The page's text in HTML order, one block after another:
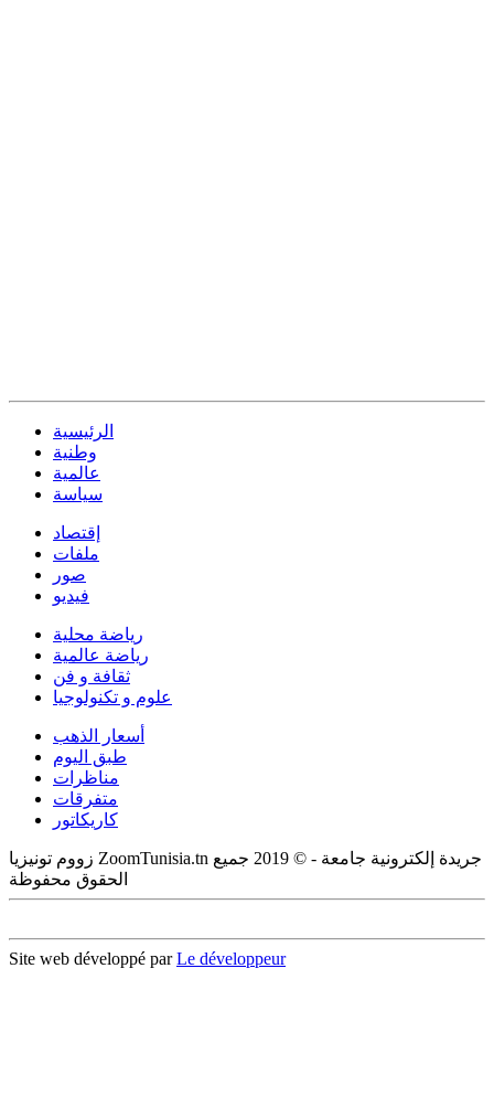
الرئيسية
وطنية
عالمية
سياسة
إقتصاد
ملفات
صور
فيديو
رياضة محلية
رياضة عالمية
ثقافة و فن
علوم و تكنولوجيا
أسعار الذهب
طبق اليوم
مناظرات
متفرقات
كاريكاتور
زووم تونيزيا ZoomTunisia.tn جريدة إلكترونية جامعة - © 2019 جميع
الحقوق محفوظة
Site web développé parLe développeur